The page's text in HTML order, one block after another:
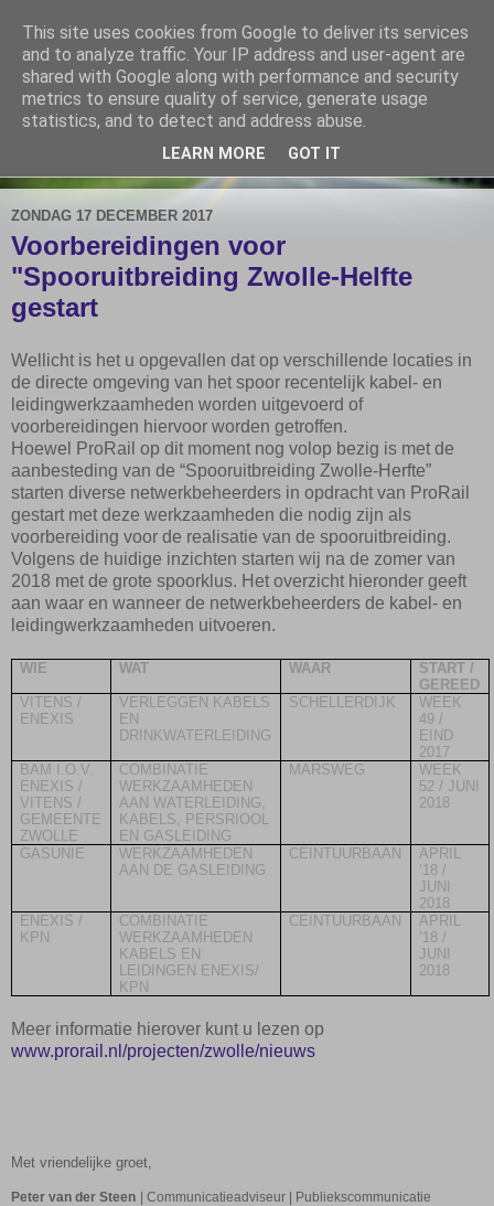
De Elshofbode
Nieuws uit Wijthmen, Herfte en Zalné.
ZONDAG 17 DECEMBER 2017
Voorbereidingen voor
"Spooruitbreiding Zwolle-Helfte
gestart
Wellicht is het u opgevallen dat op verschillende locaties in
de directe omgeving van het spoor recentelijk kabel- en
leidingwerkzaamheden worden uitgevoerd of
voorbereidingen hiervoor worden getroffen.
Hoewel ProRail op dit moment nog volop bezig is met de
aanbesteding van de “Spooruitbreiding Zwolle-Herfte”
starten diverse netwerkbeheerders in opdracht van ProRail
gestart met deze werkzaamheden die nodig zijn als
voorbereiding voor de realisatie van de spooruitbreiding.
Volgens de huidige inzichten starten wij na de zomer van
2018 met de grote spoorklus. Het overzicht hieronder geeft
aan waar en wanneer de netwerkbeheerders de kabel- en
leidingwerkzaamheden uitvoeren.
WIE WAT WAAR
START /
GEREED
VITENS /
ENEXIS
VERLEGGEN KABELS
EN
DRINKWATERLEIDING
SCHELLERDIJK
WEEK
49 /
EIND
2017
BAM I.O.V.
ENEXIS /
VITENS /
GEMEENTE
ZWOLLE
COMBINATIE
WERKZAAMHEDEN
AAN WATERLEIDING,
KABELS, PERSRIOOL
EN GASLEIDING
MARSWEG
WEEK
52 / JUNI
2018
GASUNIE
WERKZAAMHEDEN
AAN DE GASLEIDING
CEINTUURBAAN
APRIL
’18 /
JUNI
2018
ENEXIS /
KPN
COMBINATIE
WERKZAAMHEDEN
KABELS EN
LEIDINGEN ENEXIS/
KPN
CEINTUURBAAN
APRIL
’18 /
JUNI
2018
Meer informatie hierover kunt u lezen op
www.prorail.nl/projecten/zwolle/nieuws
Met vriendelijke groet,
Peter van der Steen | Communicatieadviseur | Publiekscommunicatie
This site uses cookies from Google to deliver its services
and to analyze traffic. Your IP address and user-agent are
shared with Google along with performance and security
metrics to ensure quality of service, generate usage
statistics, and to detect and address abuse.
LEARN MORE GOT IT